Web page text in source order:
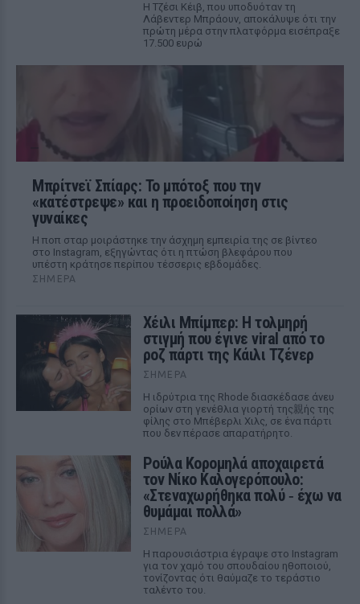
Η Τζέσι Κέιβ, που υποδυόταν τη
Λάβεντερ Μπράουν, αποκάλυψε ότι την
πρώτη μέρα στην πλατφόρμα εισέπραξε
17.500 ευρώ
Μπρίτνεϊ Σπίαρς: Το μπότοξ που την
«κατέστρεψε» και η προειδοποίηση στις
γυναίκες
Η ποπ σταρ μοιράστηκε την άσχημη εμπειρία της σε βίντεο
στο Instagram, εξηγώντας ότι η πτώση βλεφάρου που
υπέστη κράτησε περίπου τέσσερις εβδομάδες.
ΣΉΜΕΡΑ
Χέιλι Μπίμπερ: Η τολμηρή
στιγμή που έγινε viral από το
ροζ πάρτι της Κάιλι Τζένερ
ΣΉΜΕΡΑ
Η ιδρύτρια της Rhode διασκέδασε άνευ
ορίων στη γενέθλια γιορτή της親ής της
φίλης στο Μπέβερλι Χιλς, σε ένα πάρτι
που δεν πέρασε απαρατήρητο.
Ρούλα Κορομηλά αποχαιρετά
τον Νίκο Καλογερόπουλο:
«Στεναχωρήθηκα πολύ ‑ έχω να
θυμάμαι πολλά»
ΣΉΜΕΡΑ
Η παρουσιάστρια έγραψε στο Instagram
για τον χαμό του σπουδαίου ηθοποιού,
τονίζοντας ότι θαύμαζε το τεράστιο
ταλέντο του.